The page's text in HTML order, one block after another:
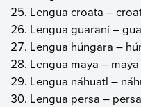
Lengua croata –
Lengua guaraní –
Lengua húngara –
Lengua maya –
Lengua náhuatl –
Lengua persa –